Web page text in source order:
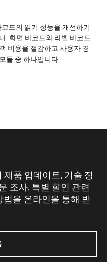
드의 읽기 성능을 개선하기
. 화면 바코드와 라벨 바코드
비용을 절감하고 사용자 경
듈 중 하나입니다.
품 업데이트, 기술 정
조사, 특별 할인 관련
법을 온라인을 통해 받